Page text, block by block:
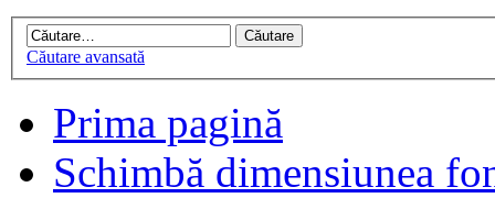
Căutare avansată
Prima pagină
Schimbă dimensiunea